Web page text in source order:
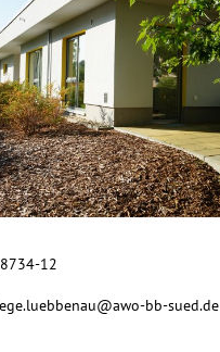
12
bb-sued.de